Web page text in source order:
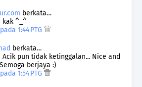
berkata…
kak ^_^
1:44 PTG
berkata…
Acik pun tidak ketinggalan... Nice and
berjaya :)
1:54 PTG